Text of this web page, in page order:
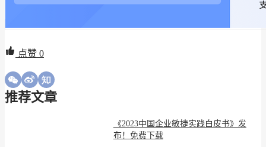
点赞 0
推荐文章
《2023中国企业敏捷实践白皮书》发
布！免费下载